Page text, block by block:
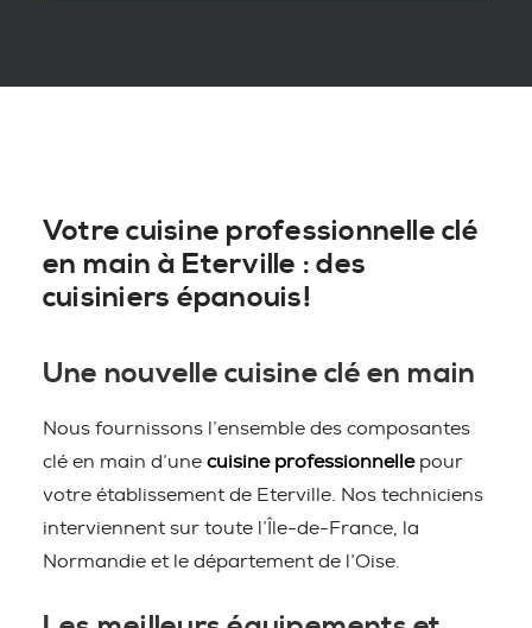
Votre cuisine professionnelle clé
en main à Eterville : des
cuisiniers épanouis!
Une nouvelle cuisine clé en main
Nous fournissons l’ensemble des composantes
clé en main d’une cuisine professionnellepour
votre établissement de Eterville. Nos techniciens
interviennent sur toute l’Île-de-France, la
Normandie et le département de l’Oise.